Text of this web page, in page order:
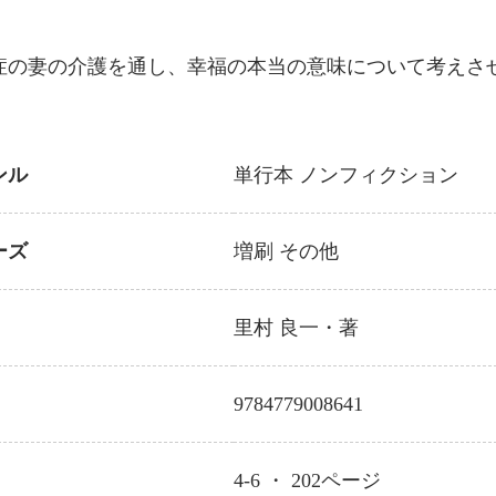
の妻の介護を通し、幸福の本当の意味について考えさ
ル 単行本 ノンフィクション
ズ 増刷 その他
里村 良一 ・著
9784779008641
4-6 ・ 202ページ